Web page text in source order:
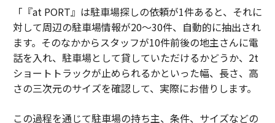
「『at PORT』は駐車場探しの依頼が1件あると、それに
対して周辺の駐車場情報が20～30件、自動的に抽出され
ます。そのなかからスタッフが10件前後の地主さんに電
話を入れ、駐車場として貸していただけるかどうか、2t
ショートトラックが止められるかといった幅、長さ、高
さの三次元のサイズを確認して、実際にお借りします。
この過程を通じて駐車場の持ち主、条件、サイズなどの